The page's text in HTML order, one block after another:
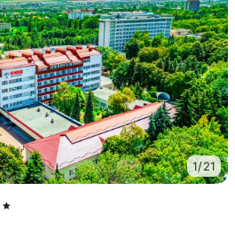
1/21